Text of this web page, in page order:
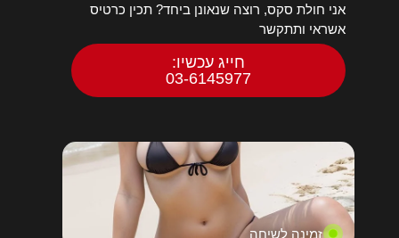
אני חולת סקס, רוצה שנאונן ביחד? תכין כרטיס
אשראי ותתקשר
חייג עכשיו:
03-6145977
זמינה לשיחה